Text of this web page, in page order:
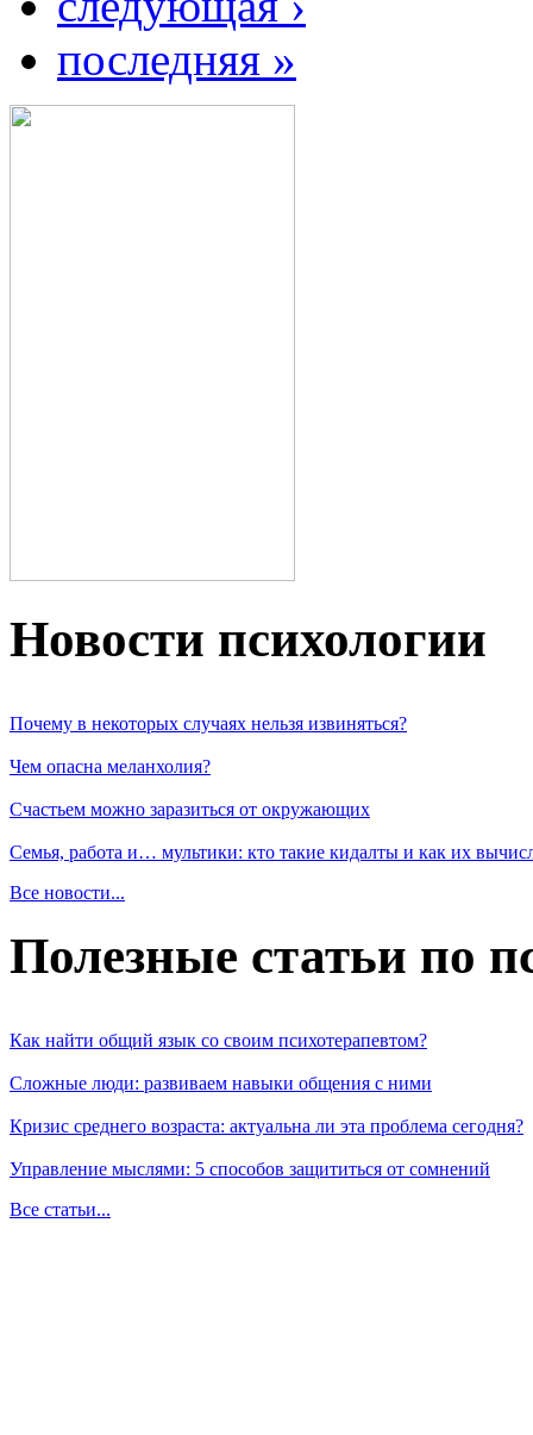
последняя »
Новости пcихологии
Почему в некоторых случаях нельзя извиняться?
Чем опасна меланхолия?
Счастьем можно заразиться от окружающих
Семья, работа и… мультики: кто такие кидалты и как их
Все новости...
Полезные статьи по
Как найти общий язык со своим психотерапевтом?
Сложные люди: развиваем навыки общения с ними
Кризис среднего возраста: актуальна ли эта проблема сегодня?
Управление мыслями: 5 способов защититься от сомнений
Все статьи...